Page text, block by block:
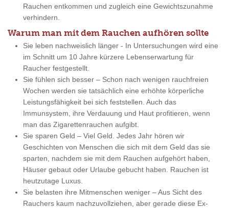
Rauchen entkommen und zugleich eine Gewichtszunahme
verhindern.
Warum man mit dem Rauchen aufhören sollte
Sie leben nachweislich länger - In Untersuchungen wird eine
im Schnitt um 10 Jahre kürzere Lebenserwartung für
Raucher festgestellt.
Sie fühlen sich besser – Schon nach wenigen rauchfreien
Wochen werden sie tatsächlich eine erhöhte körperliche
Leistungsfähigkeit bei sich feststellen. Auch das
Immunsystem, ihre Verdauung und Haut profitieren, wenn
man das Zigarettenrauchen aufgibt.
Sie sparen Geld – Viel Geld. Jedes Jahr hören wir
Geschichten von Menschen die sich mit dem Geld das sie
sparten, nachdem sie mit dem Rauchen aufgehört haben,
Häuser gebaut oder Urlaube gebucht haben. Rauchen ist
heutzutage Luxus.
Sie belasten ihre Mitmenschen weniger – Aus Sicht des
Rauchers kaum nachzuvollziehen, aber gerade diese Ex-